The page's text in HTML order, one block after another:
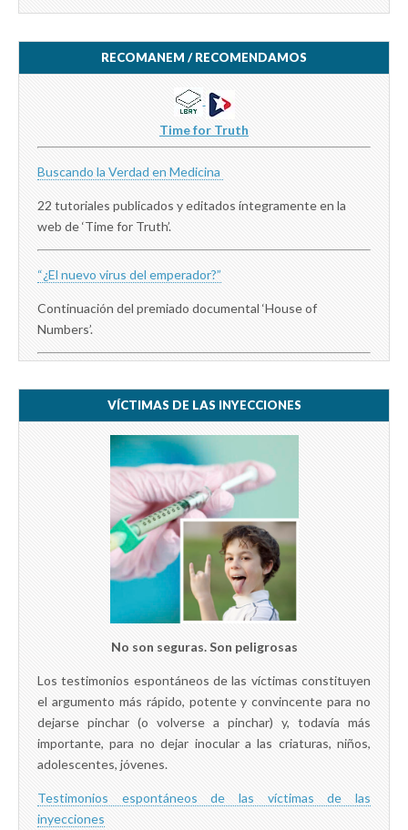
RECOMANEM / RECOMENDAMOS
Time for Truth
Buscando la Verdad en Medicina
22 tutoriales publicados y editados íntegramente en la
web de ‘Time for Truth’.
“¿El nuevo virus del emperador?”
Continuación del premiado documental ‘House of
Numbers’.
VÍCTIMAS DE LAS INYECCIONES
No son seguras. Son peligrosas
Los testimonios espontáneos de las víctimas constituyen
el argumento más rápido, potente y convincente para no
dejarse pinchar (o volverse a pinchar) y, todavía más
importante, para no dejar inocular a las criaturas, niños,
adolescentes, jóvenes.
Testimonios espontáneos de las víctimas de las
inyecciones